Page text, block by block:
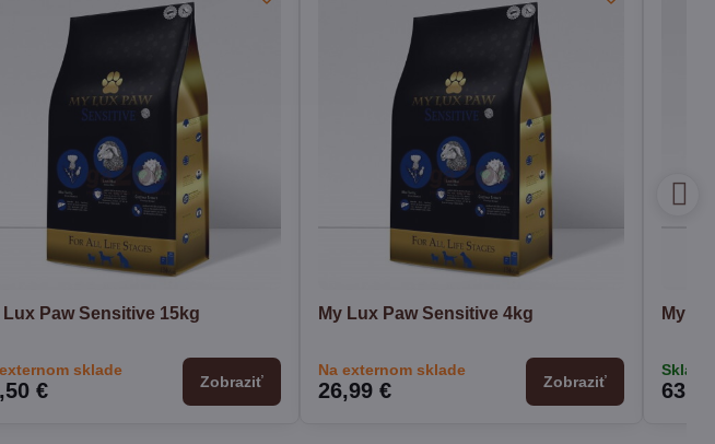
Lux Paw Sensitive 15kg
sklade
€ Zobraziť
My Lux Paw Sensitive 4kg
Na externom sklade
26,99 € Zobraziť
My